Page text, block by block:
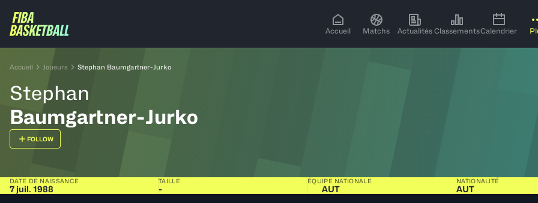
Accueil Matchs Actualités ClassementsCalendrier
Accueil Joueurs Stephan Baumgartner-Jurko
Stephan
Baumgartner-Jurko
FOLLOW
DATE DE NAISSANCE
7 juil. 1988
TAILLE
-
ÉQUIPE NATIONALE
AUT
NATIONALITÉ
AUT